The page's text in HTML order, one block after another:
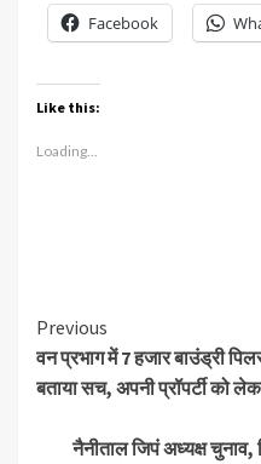
Facebook
Like this:
Loading...
Continue
Reading
Previous
वन प्रभाग में 7 हजार बाउंड्री
बताया सच, अपनी प्रॉपर्टी को
नैनीताल जिपं अध्यक्ष